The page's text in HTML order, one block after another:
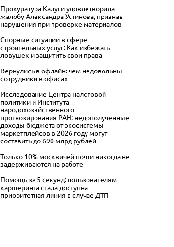
Прокуратура Калуги удовлетворила
жалобу Александра Устинова, признав
нарушения при проверке материалов
Спорные ситуации в сфере
строительных услуг: Как избежать
ловушек и защитить свои права
Вернулись в офлайн: чем недовольны
сотрудники в офисах
Исследование Центра налоговой
политики и Института
народохозяйственного
прогнозирования РАН: недополученные
доходы бюджета от экосистемы
маркетплейсов в 2026 году могут
составить до 690 млрд рублей
Только 10% москвичей почти никогда не
задерживаются на работе
Помощь за 5 секунд: пользователям
каршеринга стала доступна
приоритетная линия в случае ДТП